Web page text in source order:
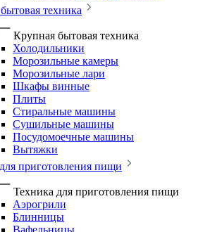
техника
Крупная бытовая техника
Холодильники
Морозильные камеры
Морозильные лари
Шкафы винные
Плиты
Стиральные машины
Сушильные машины
Посудомоечные машины
Вытяжки
приготовления пищи
Техника для приготовления пищи
Аэрогрили
Блинницы
Вафельницы